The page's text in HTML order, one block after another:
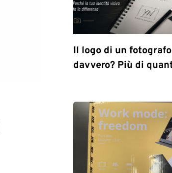
Il logo di un
davvero? Più di